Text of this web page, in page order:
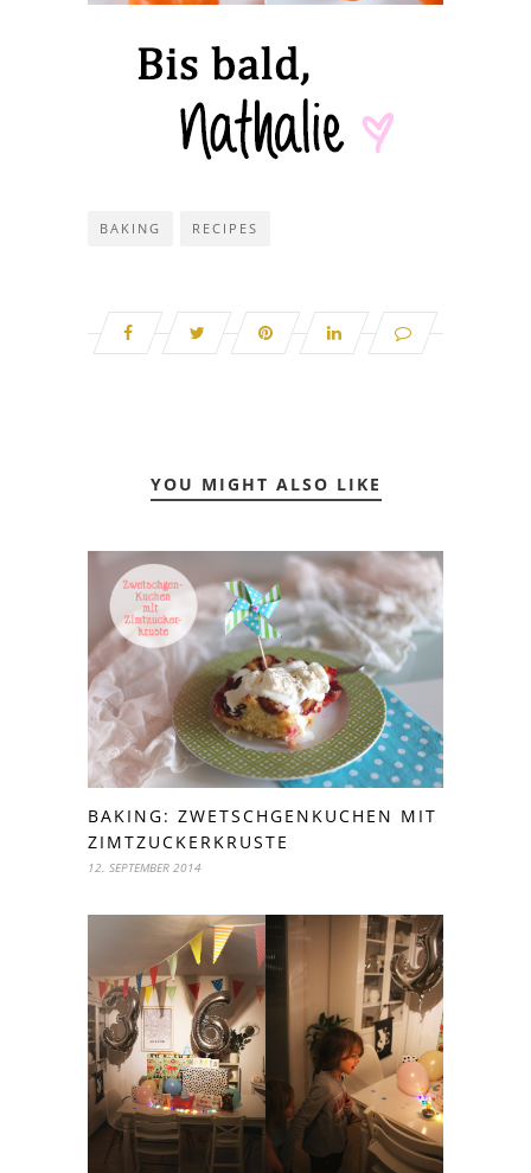
BAKING RECIPES
YOU MIGHT ALSO LIKE
BAKING: ZWETSCHGENKUCHEN MIT
ZIMTZUCKERKRUSTE
12. SEPTEMBER 2014